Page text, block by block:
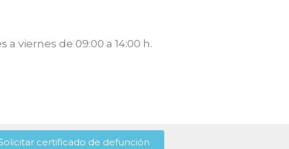
a viernes de 09:00 a 14:00 h.
certificado de defunción